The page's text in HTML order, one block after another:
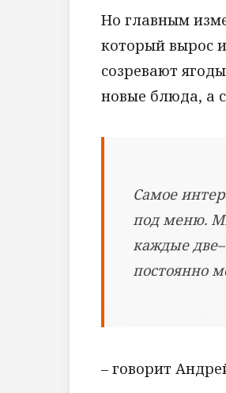
Но главным
который вырос
созревают
новые блюда, а
Самое
под меню.
каждые
постоянно
– говорит